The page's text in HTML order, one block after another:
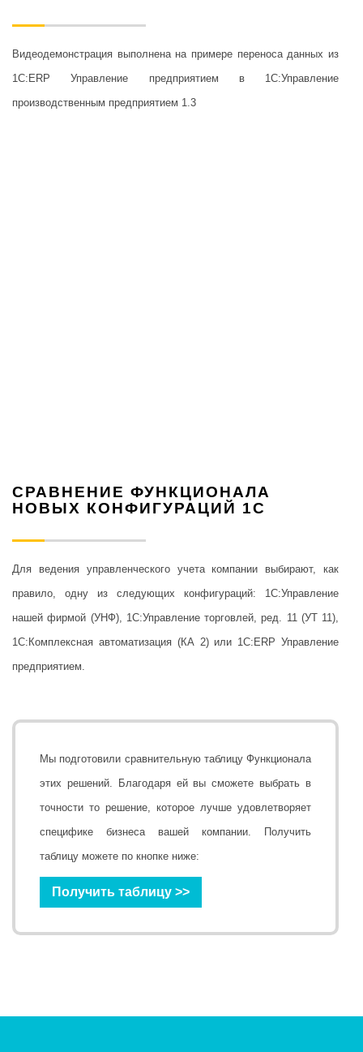
Видеодемонстрация выполнена на примере переноса данных из
1С:ERP Управление предприятием в 1С:Управление
производственным предприятием 1.3
СРАВНЕНИЕ ФУНКЦИОНАЛА
НОВЫХ КОНФИГУРАЦИЙ 1С
Для ведения управленческого учета компании выбирают, как
правило, одну из следующих конфигураций: 1С:Управление
нашей фирмой (УНФ), 1С:Управление торговлей, ред. 11 (УТ 11),
1С:Комплексная автоматизация (КА 2) или 1С:ERP Управление
предприятием.
Мы подготовили сравнительную таблицу Функционала
этих решений. Благодаря ей вы сможете выбрать в
точности то решение, которое лучше удовлетворяет
специфике бизнеса вашей компании. Получить
таблицу можете по кнопке ниже:
Получить таблицу >>